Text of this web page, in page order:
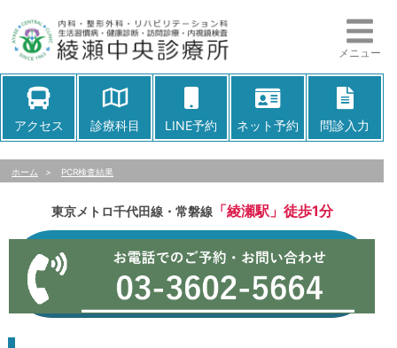
メニュー
アクセス 診療科目 LINE予約 ネット予約 問診入力
ホーム > PCR検査結果
東京メトロ千代田線・常磐線「綾瀬駅」徒歩1分